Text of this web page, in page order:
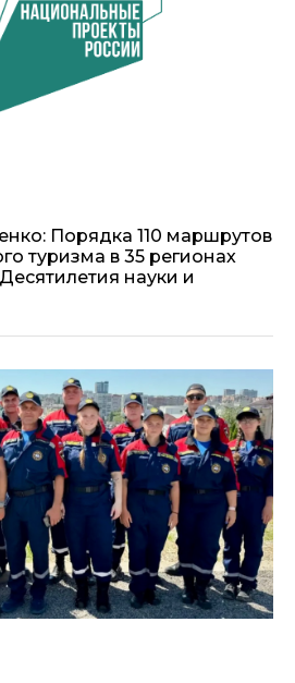
Порядка 110 маршрутов
туризма в 35 регионах
науки и